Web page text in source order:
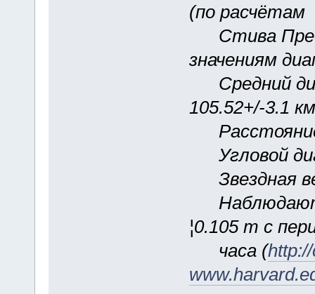
(по расчётам
Стива
значениям
Средний
105.52+/-3.1
Угловой
Звездная
¦0.105 m с
часа (